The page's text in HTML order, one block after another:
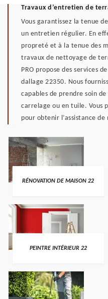
Travaux d’entretien de
Vous garantissez la tenue
un entretien régulier. En
propreté et à la tenue des
travaux de nettoyage de
PRO propose des services
dallage 22350. Nous
capables de prendre soin
carrelage ou en tuile. Vous
pour obtenir l’assistance
RÉNOVATION DE MAISON 22
PEINTRE INTÉRIEUR 22